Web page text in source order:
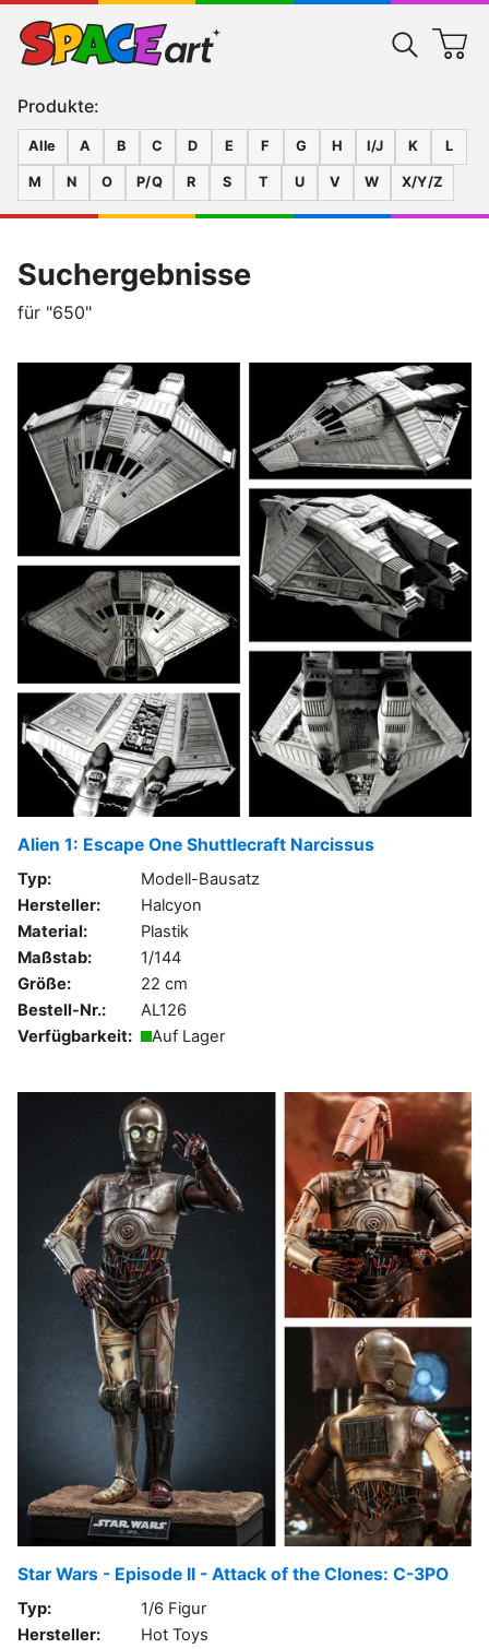
Produkte:
Alle A B C D E F G H I/J K L
M N O P/Q R S T U V W X/Y/Z
Suchergebnisse
für "650"
Alien 1: Escape One Shuttlecraft Narcissus
Typ:
Modell-Bausatz
Hersteller:
Halcyon
Material:
Plastik
Maßstab:
1/144
Größe:
22 cm
Bestell-Nr.:
AL126
Verfügbarkeit:
Auf Lager
Star Wars - Episode II - Attack of the Clones: C-3PO
Typ:
1/6 Figur
Hersteller:
Hot Toys